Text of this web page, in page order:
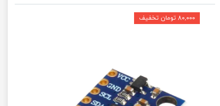
۸۰,۰۰۰ تومان تخفیف